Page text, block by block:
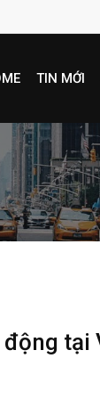
TIN MỚI
tại